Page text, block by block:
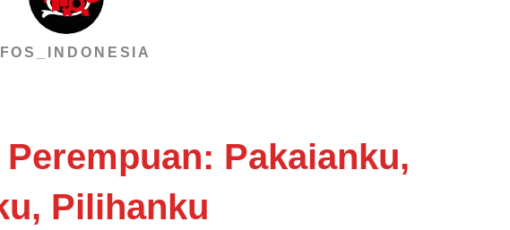
Pakaianku,
Pilihanku